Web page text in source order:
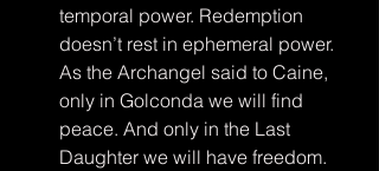
temporal power. Redemption
doesn’t rest in ephemeral power.
As the Archangel said to Caine,
only in Golconda we will find
peace. And only in the Last
Daughter we will have freedom.